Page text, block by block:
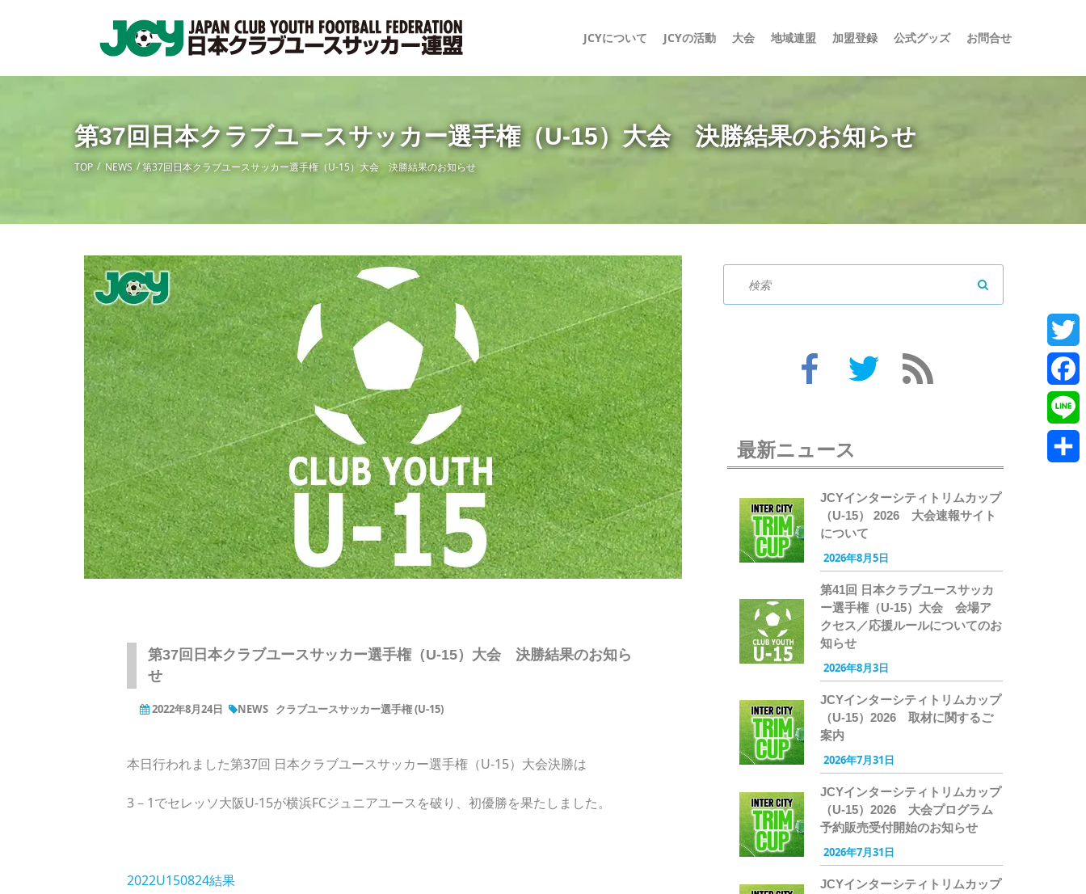
JCYについて JCYの活動 大会 地域連盟 加盟登録 公式グッズ お問合せ
第37回日本クラブユースサッカー選手権（U-15）大会 決勝結果のお知らせ
TOP NEWS 第37回日本クラブユースサッカー選手権（U-15）大会 決勝結果のお知らせ
第37回日本クラブユースサッカー選手権（U-15）大会 決勝結果のお知ら
せ
2022年8月24日 NEWS クラブユースサッカー選手権 (U-15)
本日行われました第37回 日本クラブユースサッカー選手権（U-15）大会決勝は
3－1でセレッソ大阪U-15が横浜FCジュニアユースを破り、初優勝を果たしました。
2022U150824結果
最新ニュース
JCYインターシティトリムカップ
（U-15） 2026 大会速報サイト
について
2026年8月5日
第41回 日本クラブユースサッカ
ー選手権（U-15）大会 会場ア
クセス／応援ルールについてのお
知らせ
2026年8月3日
JCYインターシティトリムカップ
（U-15）2026 取材に関するご
案内
2026年7月31日
JCYインターシティトリムカップ
（U-15）2026 大会プログラム
予約販売受付開始のお知らせ
2026年7月31日
JCYインターシティトリムカップ
Line